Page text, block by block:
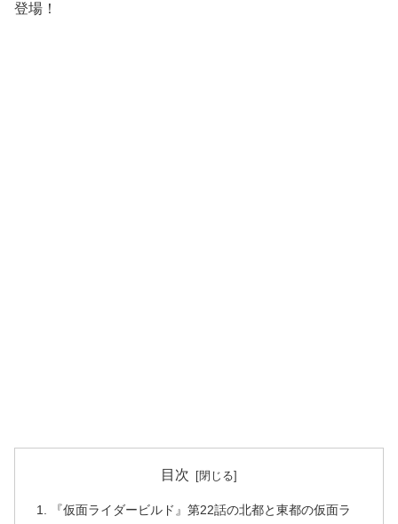
登場！
目次
『仮面ライダービルド』第22話の北都と東都の仮面ラ